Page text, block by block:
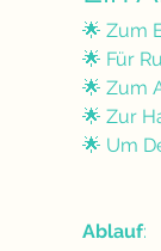
🌟 Zum
🌟 Für
🌟 Zum
🌟 Zur
🌟 Um
Ablauf: